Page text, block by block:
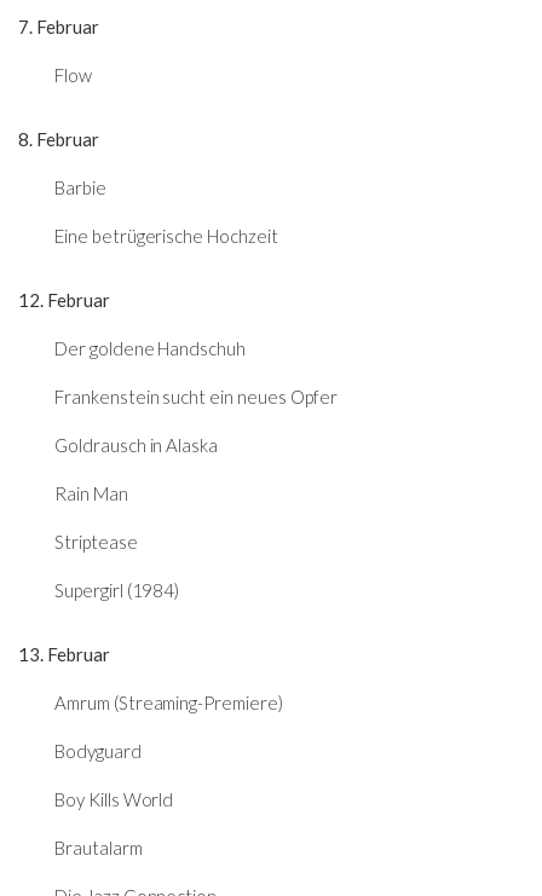
7. Februar
Flow
8. Februar
Barbie
Eine betrügerische Hochzeit
12. Februar
Der goldene Handschuh
Frankenstein sucht ein neues Opfer
Goldrausch in Alaska
Rain Man
Striptease
Supergirl (1984)
13. Februar
Amrum (Streaming-Premiere)
Bodyguard
Boy Kills World
Brautalarm